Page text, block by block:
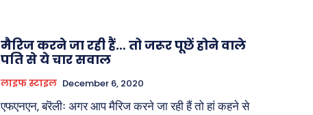
मैरिज करने जा रही हैं… तो जरूर पूछें होने वाले
पति से ये चार सवाल
लाइफ स्टाइल December 6, 2020
एफएनएन, बरॆलीः अगर आप मैरिज करने जा रही हैं तो हां कहने से